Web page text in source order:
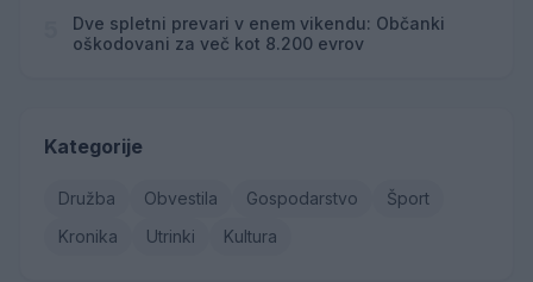
Dve spletni prevari v enem vikendu: Občanki
oškodovani za več kot 8.200 evrov
Kategorije
Družba Obvestila Gospodarstvo
Šport
Kronika
Utrinki Kultura